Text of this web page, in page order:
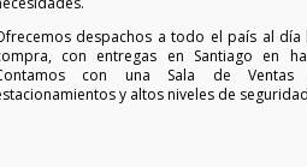
despachos a todo el país al día
con entregas en Santiago en
con una Sala de
y altos niveles de